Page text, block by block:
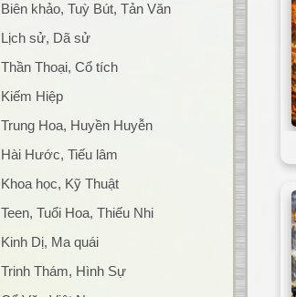
Biên khảo, Tuỳ Bút, Tản Văn
Lịch sử, Dã sử
Thần Thoại, Cổ tích
Kiếm Hiệp
Trung Hoa, Huyền Huyễn
Hài Hước, Tiếu lâm
Khoa học, Kỹ Thuật
Teen, Tuổi Hoa, Thiếu Nhi
Kinh Dị, Ma quái
Trinh Thám, Hình Sự